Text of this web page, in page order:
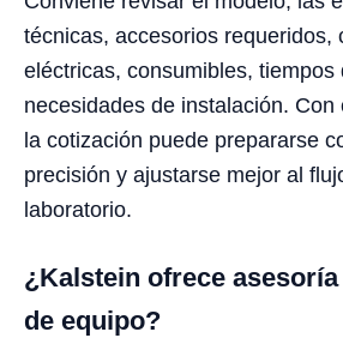
técnicas, accesorios requeridos,
eléctricas, consumibles, tiempos
necesidades de instalación. Con
la cotización puede prepararse
precisión y ajustarse mejor al
laboratorio.
¿Kalstein ofrece
de equipo?